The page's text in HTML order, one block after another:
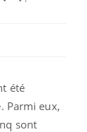
été
Parmi eux,
sont